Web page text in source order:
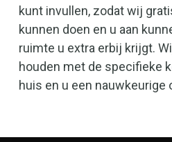
kunt invullen, zodat wij
kunnen doen en u aan
ruimte u extra erbij krijgt.
houden met de specifieke
huis en u een nauwkeurige